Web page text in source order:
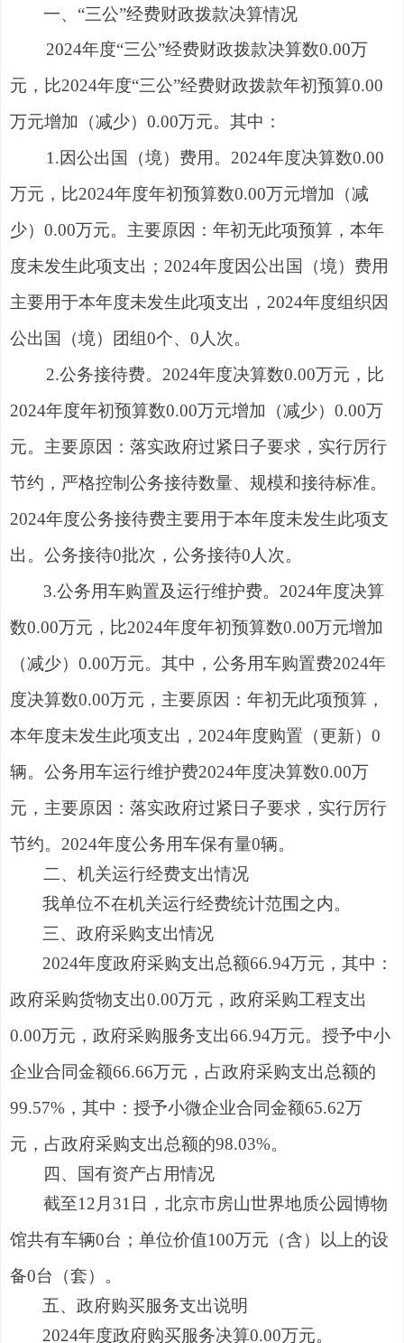
一、 “三公”经费财政拨款决算情况
2024年度“三公”经费财政拨款决算数0.00万
元，比2024年度“三公”经费财政拨款年初预算0.00
万元增加（减少）0.00万元。其中：
1.因公出国（境）费用。2024年度决算数0.00
万元，比2024年度年初预算数0.00万元增加（减
少）0.00万元。主要原因：年初无此项预算，本年
度未发生此项支出；2024年度因公出国（境）费用
主要用于本年度未发生此项支出，2024年度组织因
公出国（境）团组0个、0人次。
2.公务接待费。2024年度决算数0.00万元，比
2024年度年初预算数0.00万元增加（减少）0.00万
元。主要原因：落实政府过紧日子要求，实行厉行
节约，严格控制公务接待数量、规模和接待标准。
2024年度公务接待费主要用于本年度未发生此项支
出。公务接待0批次，公务接待0人次。
3.公务用车购置及运行维护费。2024年度决算
数0.00万元，比2024年度年初预算数0.00万元增加
（减少）0.00万元。其中，公务用车购置费2024年
度决算数0.00万元，主要原因：年初无此项预算，
本年度未发生此项支出，2024年度购置（更新）0
辆。公务用车运行维护费2024年度决算数0.00万
元，主要原因：落实政府过紧日子要求，实行厉行
节约。2024年度公务用车保有量0辆。
二、机关运行经费支出情况
我单位不在机关运行经费统计范围之内。
三、政府采购支出情况
2024年度政府采购支出总额66.94万元，其中：
政府采购货物支出0.00万元，政府采购工程支出
0.00万元，政府采购服务支出66.94万元。授予中小
企业合同金额66.66万元，占政府采购支出总额的
99.57%，其中：授予小微企业合同金额65.62万
元，占政府采购支出总额的98.03%。
四、国有资产占用情况
截至12月31日，北京市房山世界地质公园博物
馆共有车辆0台；单位价值100万元（含）以上的设
备0台（套）。
五、政府购买服务支出说明
2024年度政府购买服务决算0.00万元。